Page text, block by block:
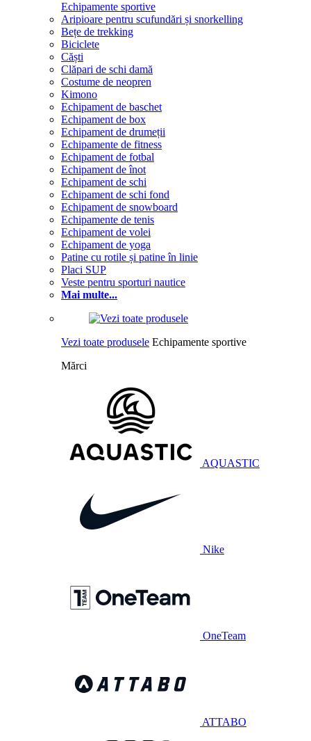
Echipamente sportive
Aripioare pentru scufundări și snorkelling
Bețe de trekking
Biciclete
Căști
Clăpari de schi damă
Costume de neopren
Kimono
Echipament de baschet
Echipament de box
Echipament de drumeții
Echipamente de fitness
Echipament de fotbal
Echipament de înot
Echipament de schi
Echipament de schi fond
Echipament de snowboard
Echipamente de tenis
Echipament de volei
Echipament de yoga
Patine cu rotile și patine în linie
Placi SUP
Veste pentru sporturi nautice
Mai multe...
Vezi toate produsele Echipamente sportive
Mărci
AQUASTIC
Nike
OneTeam
ATTABO